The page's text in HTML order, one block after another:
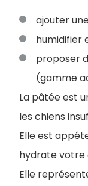
ajouter
humidifier
proposer
(gamme
La pâtée est
les chiens
Elle est
hydrate votre
Elle